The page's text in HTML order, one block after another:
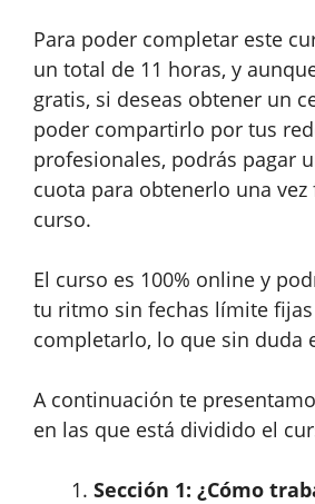
Para poder completar este
un total de 11 horas, y
gratis, si deseas obtener un
poder compartirlo por tus
profesionales, podrás pagar
cuota para obtenerlo una vez
curso.
El curso es 100% online y
tu ritmo sin fechas límite
completarlo, lo que sin duda
A continuación te
en las que está dividido el
Sección 1: ¿Cómo